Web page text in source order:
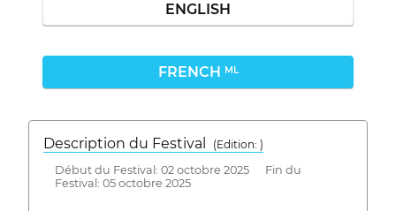
ENGLISH
FRENCH ML
Description du Festival
( Edition: )
Début du Festival: 02 octobre 2025 Fin du
Festival: 05 octobre 2025